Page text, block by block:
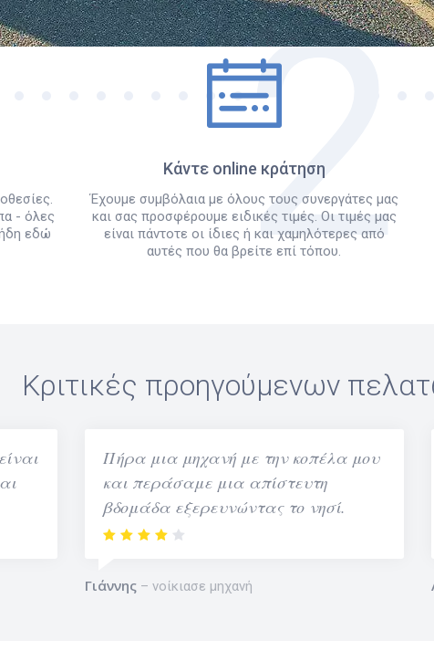
Πώς λειτουργεί
- όλες
ήδη εδώ
Κάντε online κράτηση
Έχουμε συμβόλαια με όλους τους συνεργάτες μας
και σας προσφέρουμε ειδικές τιμές. Οι τιμές μας
είναι πάντοτε οι ίδιες ή και χαμηλότερες από
αυτές που θα βρείτε επί τόπου.
Κριτικές προηγούμενων
Πήρα μια μηχανή με την κοπέλα μου
και περάσαμε μια απίστευτη
βδομάδα εξερευνώντας το νησί.
Γιάννης νοίκιασε μηχανή